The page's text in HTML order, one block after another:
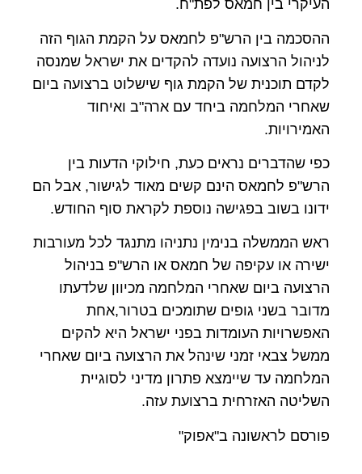
העיקרי בין חמאס לפת"ח.
ההסכמה בין הרש"פ לחמאס על הקמת הגוף הזה
לניהול הרצועה נועדה להקדים את ישראל שמנסה
לקדם תוכנית של הקמת גוף שישלוט ברצועה ביום
שאחרי המלחמה ביחד עם ארה"ב ואיחוד
האמירויות.
כפי שהדברים נראים כעת, חילוקי הדעות בין
הרש"פ לחמאס הינם קשים מאוד לגישור, אבל הם
ידונו בשוב בפגישה נוספת לקראת סוף החודש.
ראש הממשלה בנימין נתניהו מתנגד לכל מעורבות
ישירה או עקיפה של חמאס או הרש"פ בניהול
הרצועה ביום שאחרי המלחמה מכיוון שלדעתו
מדובר בשני גופים שתומכים בטרור,אחת
האפשרויות העומדות בפני ישראל היא להקים
ממשל צבאי זמני שינהל את הרצועה ביום שאחרי
המלחמה עד שיימצא פתרון מדיני לסוגיית
השליטה האזרחית ברצועת עזה.
פורסם לראשונה ב"אפוק"